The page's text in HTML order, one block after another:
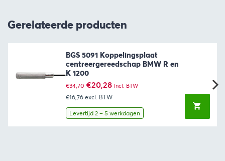
Gerelateerde producten
BGS 5091 Koppelingsplaat
centreergereedschap BMW R en
K 1200
€34,70 Oorspronkelijke
prijs
was:
€34,70.
€20,28Huidige
prijs
is:
€20,28.
incl. BTW
€16,76 excl. BTW
Levertijd 2 – 5 werkdagen